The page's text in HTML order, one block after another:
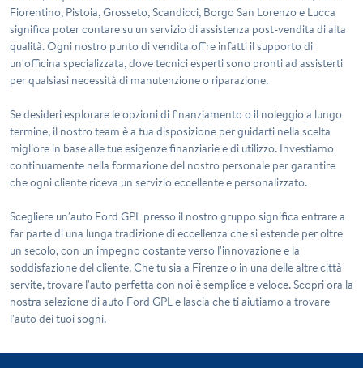
Fiorentino, Pistoia, Grosseto, Scandicci, Borgo San Lorenzo e Lucca
significa poter contare su un servizio di assistenza post-vendita di alta
qualità. Ogni nostro punto di vendita offre infatti il supporto di
un'officina specializzata, dove tecnici esperti sono pronti ad assisterti
per qualsiasi necessità di manutenzione o riparazione.
Se desideri esplorare le opzioni di finanziamento o il noleggio a lungo
termine, il nostro team è a tua disposizione per guidarti nella scelta
migliore in base alle tue esigenze finanziarie e di utilizzo. Investiamo
continuamente nella formazione del nostro personale per garantire
che ogni cliente riceva un servizio eccellente e personalizzato.
Scegliere un'auto Ford GPL presso il nostro gruppo significa entrare a
far parte di una lunga tradizione di eccellenza che si estende per oltre
un secolo, con un impegno costante verso l'innovazione e la
soddisfazione del cliente. Che tu sia a Firenze o in una delle altre città
servite, trovare l'auto perfetta con noi è semplice e veloce. Scopri ora la
nostra selezione di auto Ford GPL e lascia che ti aiutiamo a trovare
l'auto dei tuoi sogni.